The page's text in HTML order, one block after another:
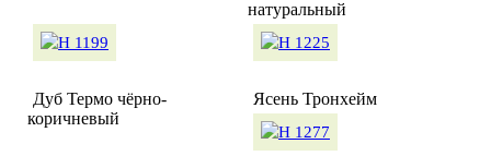
натуральный
Дуб Термо чёрно-
коричневый
Ясень Тронхейм